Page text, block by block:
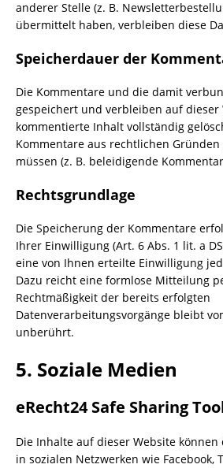
anderer Stelle (z. B.
übermittelt haben, verbleiben diese
Speicherdauer der
Die Kommentare und die damit
gespeichert und verbleiben auf dieser
kommentierte Inhalt vollständig
Kommentare aus rechtlichen
müssen (z. B. beleidigende
Rechtsgrundlage
Die Speicherung der Kommentare
Ihrer Einwilligung (Art. 6 Abs. 1 lit. a
eine von Ihnen erteilte Einwilligung
Dazu reicht eine formlose Mitteilung
Rechtmäßigkeit der bereits erfolgten
Datenverarbeitungsvorgänge bleibt
unberührt.
5. Soziale Medien
eRecht24 Safe Sharing
Die Inhalte auf dieser Website
in sozialen Netzwerken wie Facebook,